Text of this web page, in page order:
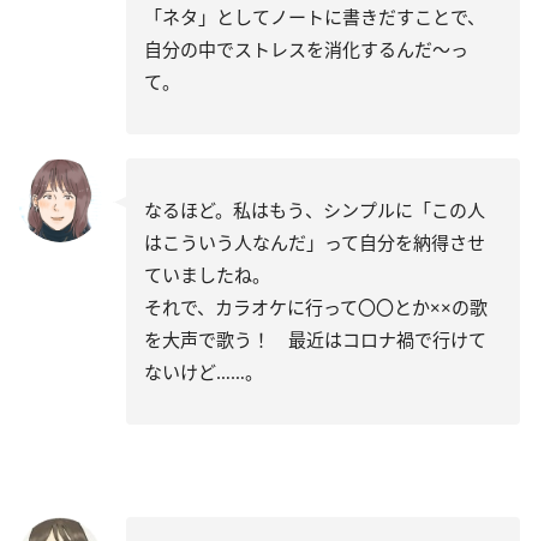
「ネタ」としてノートに書きだすことで、
自分の中でストレスを消化するんだ～っ
て。
なるほど。私はもう、シンプルに「この人
はこういう人なんだ」って自分を納得させ
ていましたね。
それで、カラオケに行って〇〇とか××の歌
を大声で歌う！ 最近はコロナ禍で行けて
ないけど……。